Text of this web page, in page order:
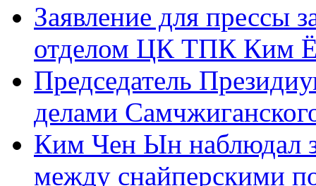
Заявление для прессы
отделом ЦК ТПК Ким
Председатель
делами
Ким Чен Ын наблюдал
между снайперскими